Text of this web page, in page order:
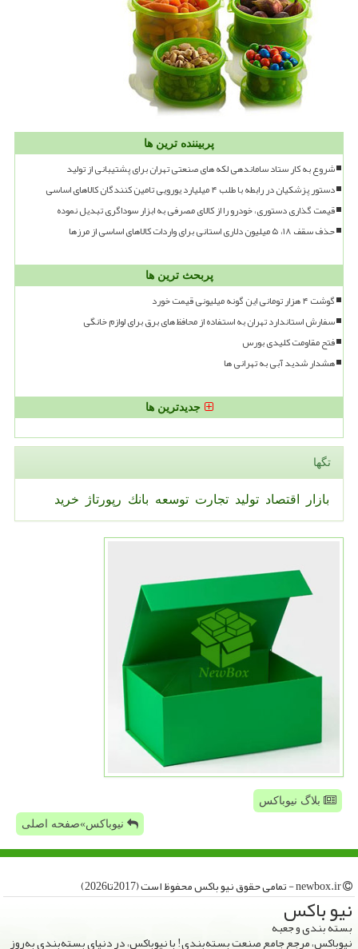
پربیننده ترین ها
شروع به کار ستاد ساماندهی لکه های صنعتی تهران برای پشتیبانی از تولید
دستور پزشکیان در رابطه با طلب ۴ میلیارد یورویی تامین کنندگان کالاهای اساسی
قیمت گذاری دستوری، خودرو را از کالای مصرفی به ابزار سوداگری تبدیل نموده
حذف سقف ۱۸، ۵ میلیون دلاری استانی برای واردات کالاهای اساسی از مرزها
پربحث ترین ها
گوشت ۴ هزار تومانی این گونه میلیونی قیمت خورد
سفارش استاندارد تهران به استفاده از محافظ های برق برای لوازم خانگی
فتح مقاومت کلیدی بورس
هشدار شدید آبی به تهرانی ها
جدیدترین ها
تگها
بازار اقتصاد تولید تجارت توسعه بانك رپورتاژ خرید
بلاگ نیوباکس
نیوباکس»صفحه اصلی
نیو باكس
بسته بندی و جعبه
نیوباکس، مرجع جامع صنعت بسته‌بندی! با نیوباکس، در دنیای بسته‌بندی به‌روز